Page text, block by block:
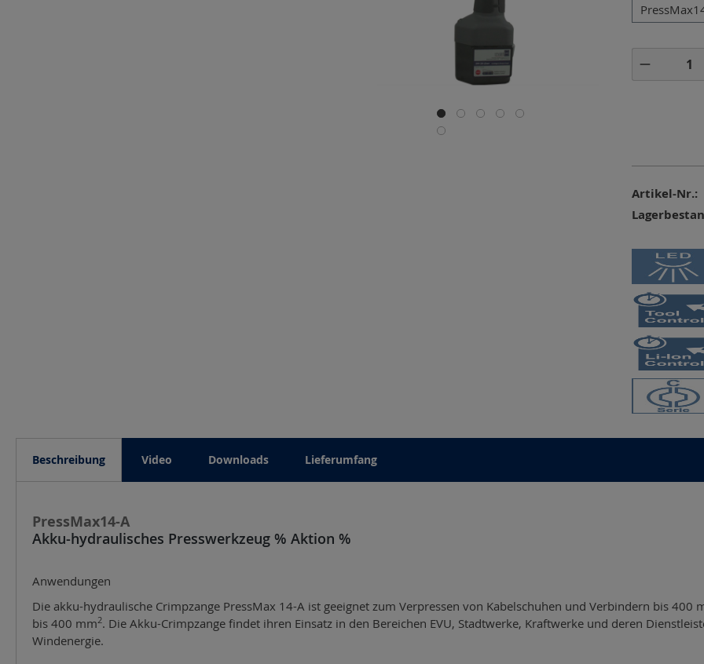
Artikel-Nr.:
Beschreibung Video Downloads Lieferumfang
PressMax14-A
Akku-hydraulisches Presswerkzeug % Aktion %
Anwendungen
Die akku-hydraulische Crimpzange PressMax 14-A ist geeignet zum Verpressen von Kabelschuhen und Verbindern bis 400
bis 400 mm2. Die Akku-Crimpzange findet ihren Einsatz in den Bereichen EVU, Stadtwerke, Kraftwerke und deren
Windenergie.